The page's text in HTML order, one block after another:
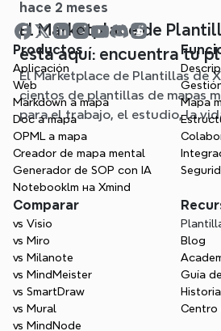
hace 2 meses
El Marketplace de
está aquí: encuentra tu
mapa mental para
El Marketplace de Plantillas de
cientos de plantillas de mapas
para el trabajo, el estudio, la
el punto de partida ideal y
blanco.
Productos
Aplicación
Web
Markdown a mapa
Doc a mapa
OPML a mapa
Creador de mapa mental
Generador de SOP con IA
Notebooklm на Xmind
Mapa
Comparar
vs Visio
vs Miro
vs Milanote
vs MindMeister
vs SmartDraw
vs Mural
vs MindNode
Blog
Guía
Centro